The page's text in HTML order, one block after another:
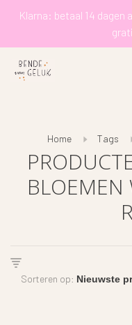
Klarna: betaal 14 dagen
Home Tags
BLOEMEN
Sorteren op: